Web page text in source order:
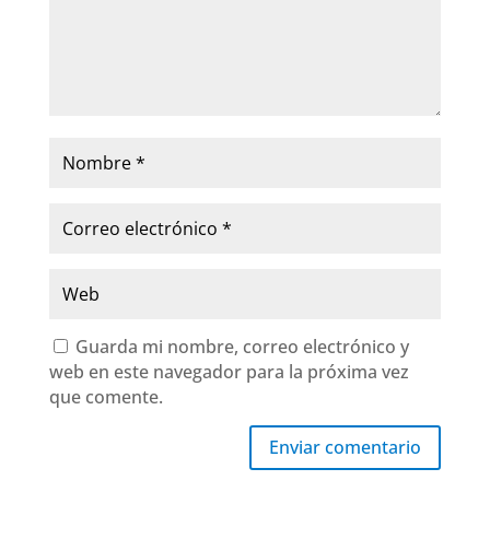
Guarda mi nombre, correo electrónico y
web en este navegador para la próxima vez
que comente.
Enviar comentario